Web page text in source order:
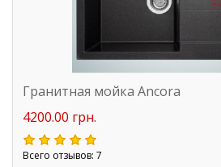
Гранитная мойка Ancora
4200.00 грн.
Всего отзывов: 7